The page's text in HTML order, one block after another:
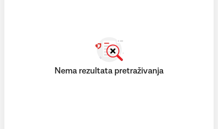
Nema rezultata pretraživanja